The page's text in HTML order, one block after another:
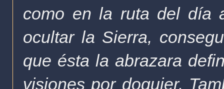
como en la ruta del día
ocultar la Sierra,
que ésta la abrazara
visiones por doquier.